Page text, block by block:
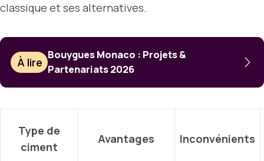
classique et ses alternatives.
À lire
Bouygues Monaco : Projets &
Partenariats 2026
Type de
ciment
Avantages Inconvénients